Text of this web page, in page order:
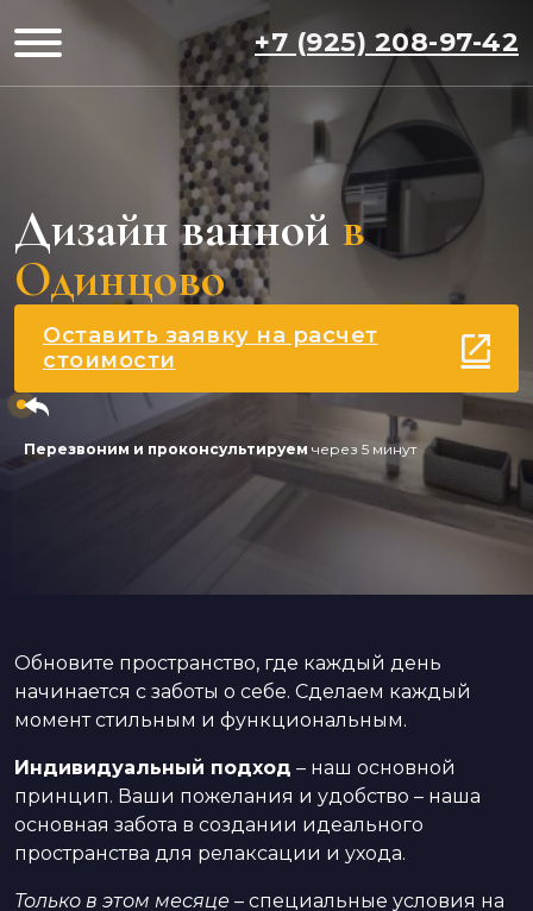
+7 (925) 208-97-42
Дизайн ванной в
Одинцово
Оставить заявку на расчет
стоимости
Перезвоним и проконсультируем через 5 минут
Обновите пространство, где каждый день
начинается с заботы о себе. Сделаем каждый
момент стильным и функциональным.
Индивидуальный подход – наш основной
принцип. Ваши пожелания и удобство – наша
основная забота в создании идеального
пространства для релаксации и ухода.
Только в этом месяце – специальные условия на